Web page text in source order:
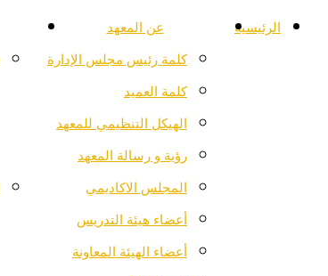
الرئيسية عن المعهد
كلمة رئيس مجلس الإدارة
كلمة العميد
الهيكل التنظيمي للمعهد
رؤية و رسالة المعهد
المجلس الاكاديمي
أعضاء هيئة التدريس
أعضاء الهيئة المعاونة